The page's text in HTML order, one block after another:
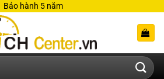
Bảo hành 5 năm